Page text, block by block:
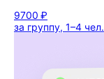
9700 ₽
за группу, 1–4 чел.